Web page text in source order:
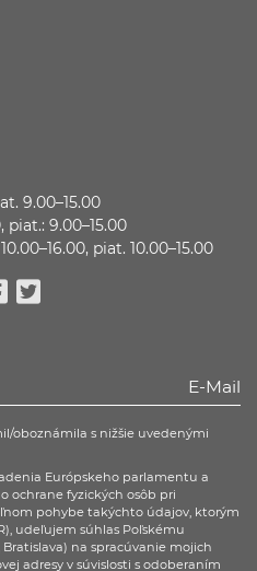
9.00–15.00
piat.: 9.00–15.00
piat. 10.00–15.00
oboznámila s nižšie uvedenými
Európskeho parlamentu a
o ochrane fyzických osôb pri
pohybe takýchto údajov, ktorým
udeľujem súhlas Poľskému
na spracúvanie mojich
adresy v súvislosti s odoberaním